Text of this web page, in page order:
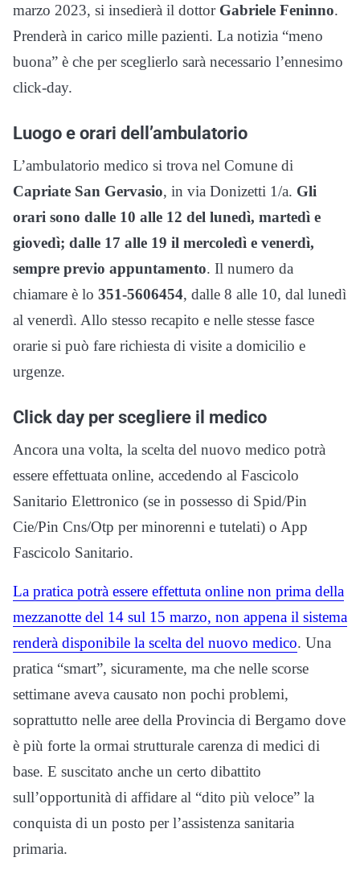
marzo 2023, si insedierà il dottor Gabriele Feninno.
Prenderà in carico mille pazienti. La notizia “meno
buona” è che per sceglierlo sarà necessario l’ennesimo
click-day.
Luogo e orari dell’ambulatorio
L’ambulatorio medico si trova nel Comune di
Capriate San Gervasio, in via Donizetti 1/a. Gli
orari sono dalle 10 alle 12 del lunedì, martedì e
giovedì; dalle 17 alle 19 il mercoledì e venerdì,
sempre previo appuntamento. Il numero da
chiamare è lo 351-5606454, dalle 8 alle 10, dal lunedì
al venerdì. Allo stesso recapito e nelle stesse fasce
orarie si può fare richiesta di visite a domicilio e
urgenze.
Click day per scegliere il medico
Ancora una volta, la scelta del nuovo medico potrà
essere effettuata online, accedendo al Fascicolo
Sanitario Elettronico (se in possesso di Spid/Pin
Cie/Pin Cns/Otp per minorenni e tutelati) o App
Fascicolo Sanitario.
La pratica potrà essere effettuta online non prima della
mezzanotte del 14 sul 15 marzo, non appena il sistema
renderà disponibile la scelta del nuovo medico. Una
pratica “smart”, sicuramente, ma che nelle scorse
settimane aveva causato non pochi problemi,
soprattutto nelle aree della Provincia di Bergamo dove
è più forte la ormai strutturale carenza di medici di
base. E suscitato anche un certo dibattito
sull’opportunità di affidare al “dito più veloce” la
conquista di un posto per l’assistenza sanitaria
primaria.